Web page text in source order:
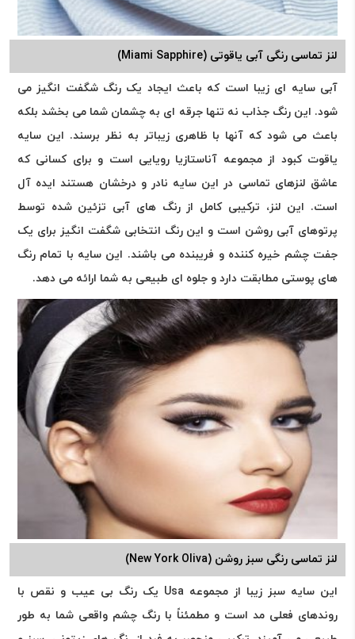
لنز تماسی رنگی آبی یاقوتی (Miami Sapphire)
آبی سایه ای زیبا است که باعث ایجاد یک رنگ شگفت انگیز می
شود. این رنگ جذاب نه تنها جرقه ای به چشمان شما می بخشد بلکه
باعث می شود که آنها با ظاهری زیباتر به نظر برسند. این سایه
یاقوت کبود از مجموعه آناستازیا رویایی است و برای کسانی که
عاشق لنزهای تماسی در این سایه نادر و درخشان هستند ایده آل
است. این لنز، ترکیبی کامل از رنگ های آبی تزئین شده توسط
پرتوهای آبی روشن است و این رنگ انتخابی شگفت انگیز برای یک
جفت چشم خیره کننده و فریبنده می باشند. این سایه با تمام رنگ
های پوستی مطابقت دارد و جلوه ای طبیعی به شما ارائه می دهد.
لنز تماسی رنگی سبز روشن (New York Oliva)
این سایه سبز زیبا از مجموعه Usa یک رنگ بی عیب و نقص با
روندهای فعلی مد است و مطمئناً با رنگ چشم واقعی شما به طور